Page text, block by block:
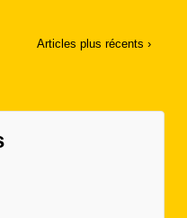
Articles plus récents ›